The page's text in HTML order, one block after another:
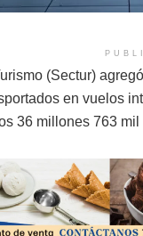
(Sectur)
en vuelos
36 millones 763